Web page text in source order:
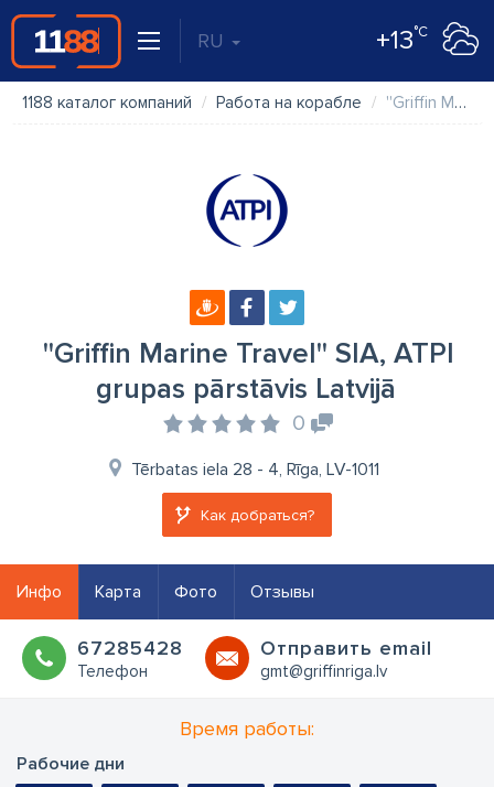
RU +13°C
1188 каталог компаний Работа на корабле ''Griffin Marine Travel'' SIA, ATPI grupas pārstāvis Latvijā
''Griffin Marine Travel'' SIA, ATPI
grupas pārstāvis Latvijā
0
Tērbatas iela 28 - 4, Rīga, LV-1011
Как добраться?
Инфо Карта Фото Отзывы
67285428
Телефон
Oтправить email
gmt@griffinriga.lv
Время работы:
Рабочие дни